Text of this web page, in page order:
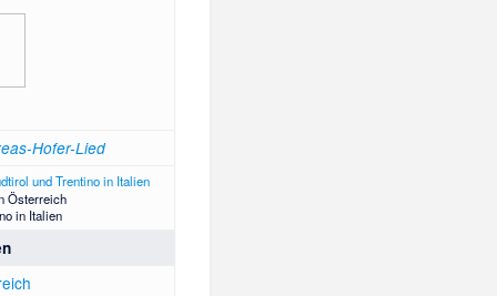
Hofer-Lied
Österreich
in Italien